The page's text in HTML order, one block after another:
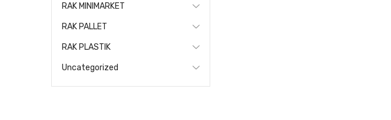
RAK MINIMARKET
RAK PALLET
RAK PLASTIK
Uncategorized